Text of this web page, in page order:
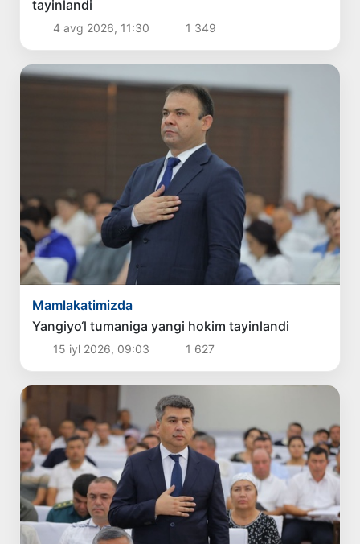
tayinlandi
4 avg 2026, 11:30 1 349
Mamlakatimizda
Yangiyo‘l tumaniga yangi hokim tayinlandi
15 iyl 2026, 09:03 1 627